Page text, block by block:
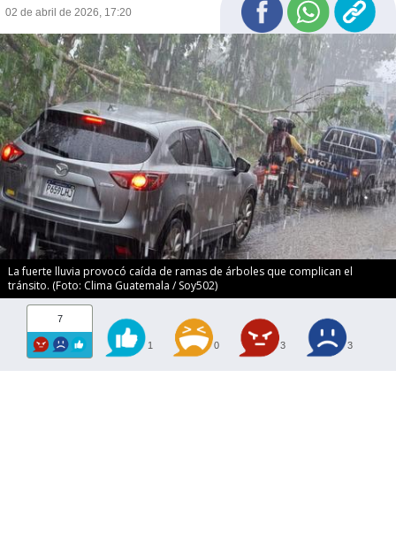
02 de abril de 2026, 17:20
La fuerte lluvia provocó caída de ramas de árboles que complican el
tránsito. (Foto: Clima Guatemala / Soy502)
7
1 0 3 3